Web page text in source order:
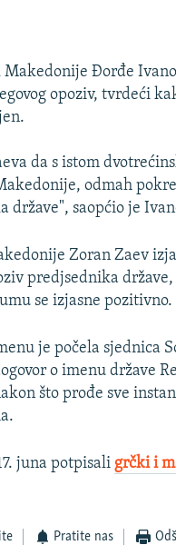
Đorđe
opoziv, tvrdeći
da s istom
odmah
države", saopćio je
Zoran Zaev
predjsednika
se izjasne pozitivno.
je počela sjednica
o imenu države
što prođe sve
juna potpisaligrčki i
Pratite nas